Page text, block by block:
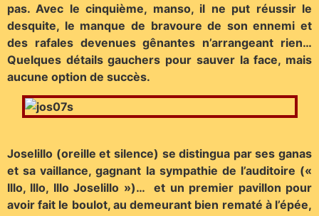
pas. Avec le cinquième, manso, il ne put réussir le
desquite, le manque de bravoure de son ennemi et
des rafales devenues gênantes n’arrangeant rien…
Quelques détails gauchers pour sauver la face, mais
aucune option de succès.
Joselillo (oreille et silence) se distingua par ses ganas
et sa vaillance, gagnant la sympathie de l’auditoire («
Illo, Illo, Illo Joselillo »)… et un premier pavillon pour
avoir fait le boulot, au demeurant bien rematé à l’épée,